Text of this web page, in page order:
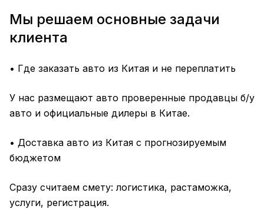
Мы решаем основные задачи
клиента
• Где заказать авто из Китая и не переплатить
У нас размещают авто проверенные продавцы б/у
авто и официальные дилеры в Китае.
• Доставка авто из Китая с прогнозируемым
бюджетом
Сразу считаем смету: логистика, растаможка,
услуги, регистрация.